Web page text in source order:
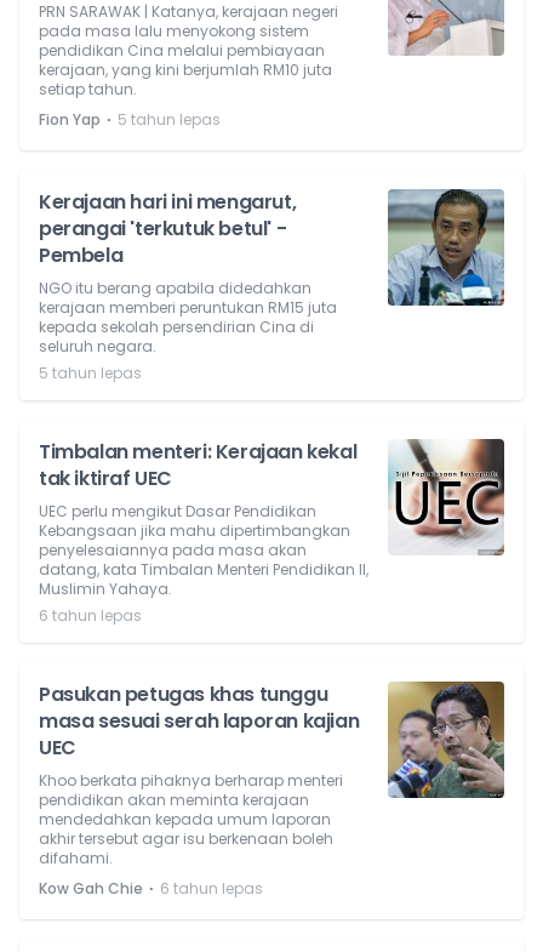
PRN SARAWAK | Katanya, kerajaan negeri
pada masa lalu menyokong sistem
pendidikan Cina melalui pembiayaan
kerajaan, yang kini berjumlah RM10 juta
setiap tahun.
Fion Yap ⋅ 5 tahun lepas
Kerajaan hari ini mengarut,
perangai 'terkutuk betul' -
Pembela
NGO itu berang apabila didedahkan
kerajaan memberi peruntukan RM15 juta
kepada sekolah persendirian Cina di
seluruh negara.
5 tahun lepas
Timbalan menteri: Kerajaan kekal
tak iktiraf UEC
UEC perlu mengikut Dasar Pendidikan
Kebangsaan jika mahu dipertimbangkan
penyelesaiannya pada masa akan
datang, kata Timbalan Menteri Pendidikan II,
Muslimin Yahaya.
6 tahun lepas
Pasukan petugas khas tunggu
masa sesuai serah laporan kajian
UEC
Khoo berkata pihaknya berharap menteri
pendidikan akan meminta kerajaan
mendedahkan kepada umum laporan
akhir tersebut agar isu berkenaan boleh
difahami.
Kow Gah Chie ⋅ 6 tahun lepas